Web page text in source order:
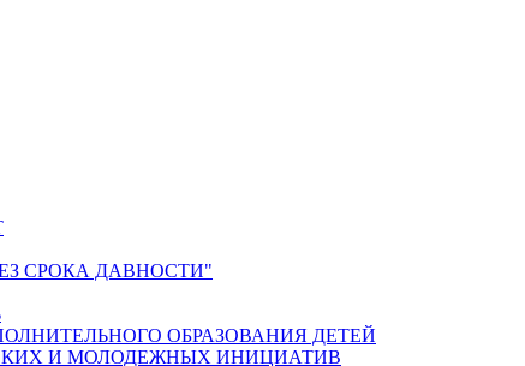
СРОКА ДАВНОСТИ"
ОБРАЗОВАНИЯ ДЕТЕЙ
И МОЛОДЕЖНЫХ ИНИЦИАТИВ